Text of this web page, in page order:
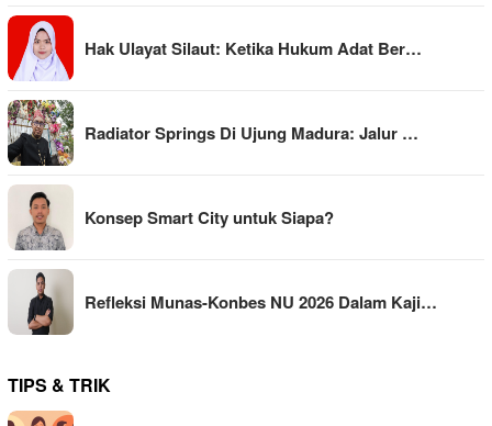
Hak Ulayat Silaut: Ketika Hukum Adat Ber…
Radiator Springs Di Ujung Madura: Jalur …
Konsep Smart City untuk Siapa?
Refleksi Munas-Konbes NU 2026 Dalam Kaji…
TIPS & TRIK